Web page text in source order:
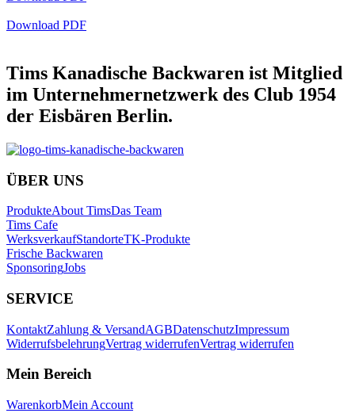
Download PDF
Tims Kanadische Backwaren ist Mitglied
im Unternehmernetzwerk des Club 1954
der Eisbären Berlin.
ÜBER UNS
ProdukteAbout TimsDas Team
Tims Cafe
WerksverkaufStandorteTK-Produkte
Frische Backwaren
SponsoringJobs
SERVICE
KontaktZahlung & VersandAGBDatenschutzImpressum
WiderrufsbelehrungVertrag widerrufenVertrag widerrufen
Mein Bereich
WarenkorbMein Account